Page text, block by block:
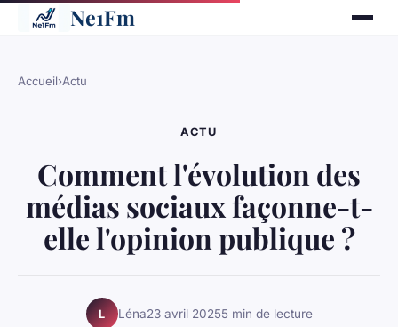
Ne1Fm
Accueil›Actu
ACTU
Comment l'évolution des
médias sociaux façonne-t-
elle l'opinion publique ?
L Léna23 avril 20255 min de lecture